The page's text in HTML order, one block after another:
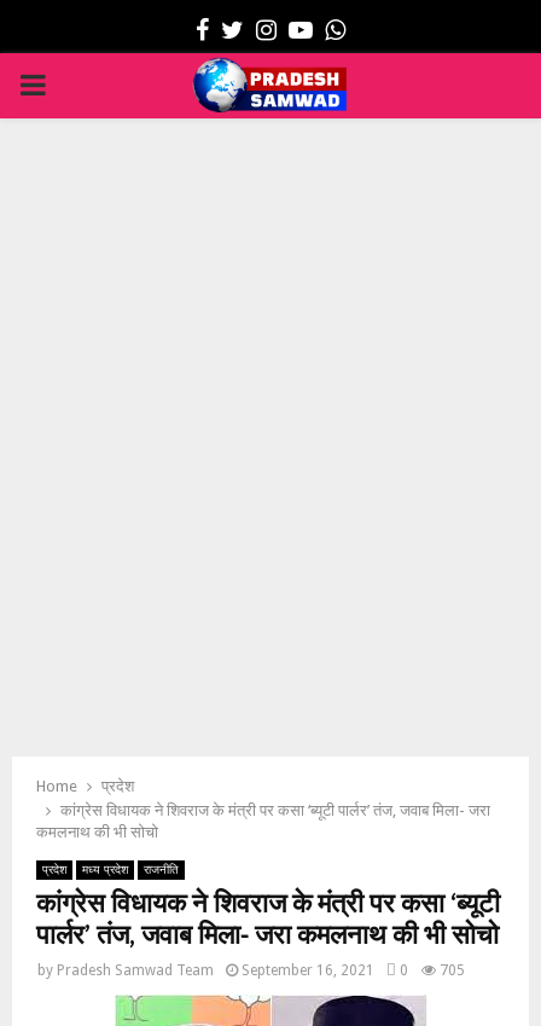
Facebook
Twitter
Instagram
Youtube
Whatsapp
PRIMARY
Home
प्रदेश
कांग्रेस विधायक ने शिवराज के मंत्री पर कसा ‘ब्यूटी पार्लर’ तंज, जवाब मिला- जरा
कमलनाथ की भी सोचो
प्रदेश मध्य प्रदेश राजनीति
कांग्रेस विधायक ने शिवराज के मंत्री पर कसा ‘ब्यूटी
पार्लर’ तंज, जवाब मिला- जरा कमलनाथ की भी सोचो
by Pradesh Samwad Team September 16, 2021 0 705